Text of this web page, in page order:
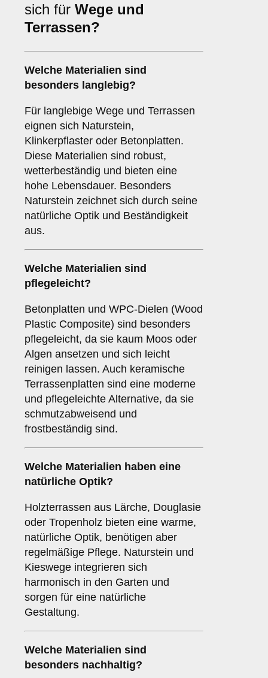
sich für Wege und
Terrassen?
Welche Materialien sind
besonders langlebig?
Für langlebige Wege und Terrassen
eignen sich Naturstein,
Klinkerpflaster oder Betonplatten.
Diese Materialien sind robust,
wetterbeständig und bieten eine
hohe Lebensdauer. Besonders
Naturstein zeichnet sich durch seine
natürliche Optik und Beständigkeit
aus.
Welche Materialien sind
pflegeleicht?
Betonplatten und WPC-Dielen (Wood
Plastic Composite) sind besonders
pflegeleicht, da sie kaum Moos oder
Algen ansetzen und sich leicht
reinigen lassen. Auch keramische
Terrassenplatten sind eine moderne
und pflegeleichte Alternative, da sie
schmutzabweisend und
frostbeständig sind.
Welche Materialien haben eine
natürliche Optik?
Holzterrassen aus Lärche, Douglasie
oder Tropenholz bieten eine warme,
natürliche Optik, benötigen aber
regelmäßige Pflege. Naturstein und
Kieswege integrieren sich
harmonisch in den Garten und
sorgen für eine natürliche
Gestaltung.
Welche Materialien sind
besonders nachhaltig?